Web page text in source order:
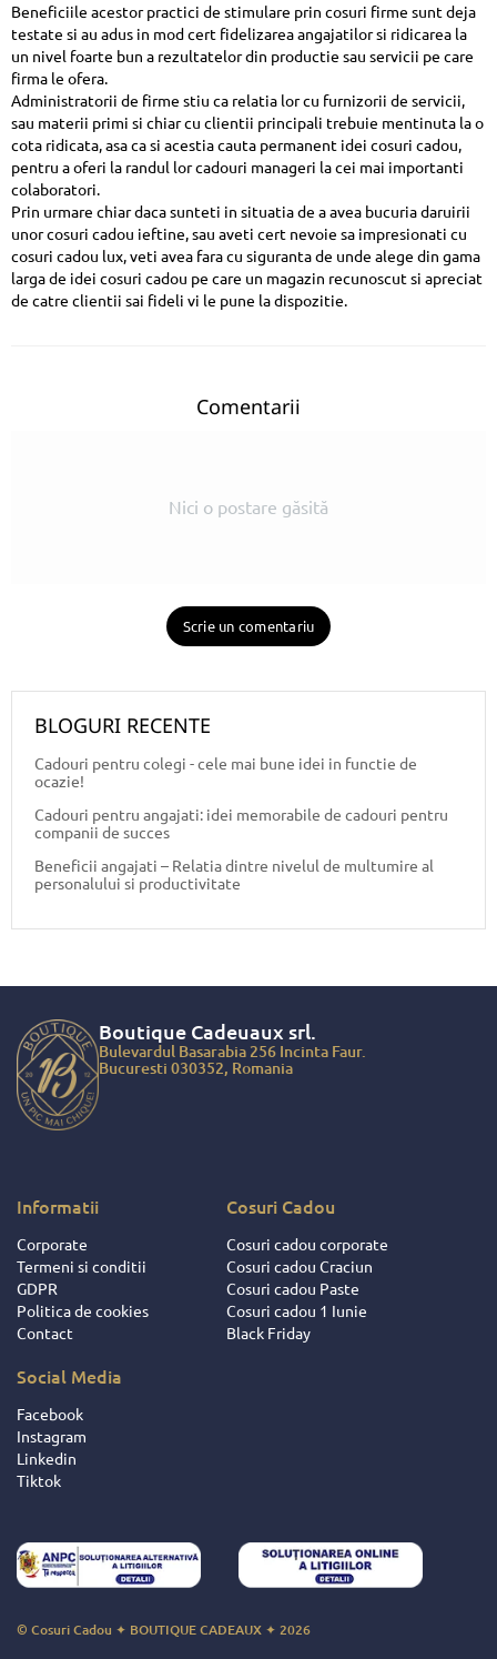
Beneficiile acestor practici de stimulare prin cosuri firme sunt deja
testate si au adus in mod cert fidelizarea angajatilor si ridicarea la
un nivel foarte bun a rezultatelor din productie sau servicii pe care
firma le ofera.
Administratorii de firme stiu ca relatia lor cu furnizorii de servicii,
sau materii primi si chiar cu clientii principali trebuie mentinuta la o
cota ridicata, asa ca si acestia cauta permanent idei cosuri cadou,
pentru a oferi la randul lor cadouri manageri la cei mai importanti
colaboratori.
Prin urmare chiar daca sunteti in situatia de a avea bucuria daruirii
unor cosuri cadou ieftine, sau aveti cert nevoie sa impresionati cu
cosuri cadou lux, veti avea fara cu siguranta de unde alege din gama
larga de idei cosuri cadou pe care un magazin recunoscut si apreciat
de catre clientii sai fideli vi le pune la dispozitie.
Comentarii
Nici o postare găsită
Scrie un comentariu
BLOGURI RECENTE
Cadouri pentru colegi - cele mai bune idei in functie de
ocazie!
Cadouri pentru angajati: idei memorabile de cadouri pentru
companii de succes
Beneficii angajati – Relatia dintre nivelul de multumire al
personalului si productivitate
Boutique Cadeuaux srl.
Bulevardul Basarabia 256 Incinta Faur.
Bucuresti 030352, Romania
Informatii
Corporate
Termeni si conditii
GDPR
Politica de cookies
Contact
Cosuri Cadou
Cosuri cadou corporate
Cosuri cadou Craciun
Cosuri cadou Paste
Cosuri cadou 1 Iunie
Black Friday
Social Media
Facebook
Instagram
Linkedin
Tiktok
© Cosuri Cadou ✦ BOUTIQUE CADEAUX ✦ 2026